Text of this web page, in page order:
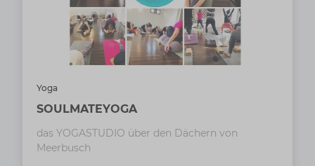
Yoga
SOULMATEYOGA
das YOGASTUDIO über den Dächern von
Meerbusch